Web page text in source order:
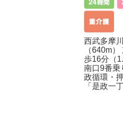
西武多摩
（640m
歩16分（
南口9番乗
政循環・
「是政一